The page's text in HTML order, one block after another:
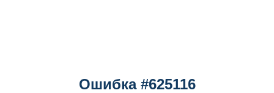
Ошибка #625116